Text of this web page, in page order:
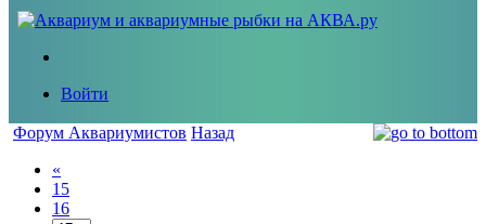
Войти
Форум Аквариумистов Назад
«
15
16